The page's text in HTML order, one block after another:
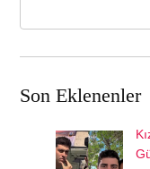
Son Eklenenler